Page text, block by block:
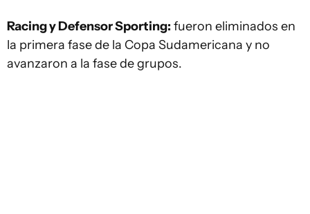
Racing y Defensor Sporting: fueron eliminados en
la primera fase de la Copa Sudamericana y no
avanzaron a la fase de grupos.